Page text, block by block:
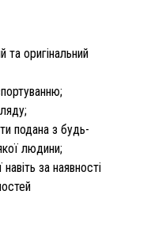
оригінальний
подана з будь-
людини;
за наявності